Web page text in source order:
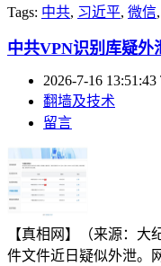
Tags: 中共, 习近平, 微信,
中共VPN识别库疑外
2026-7-16 13:51:43
翻墙及技术
留言
【真相网】（来源：大
件文件近日疑似外泄。